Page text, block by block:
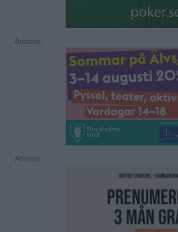
Annons:
Annons: